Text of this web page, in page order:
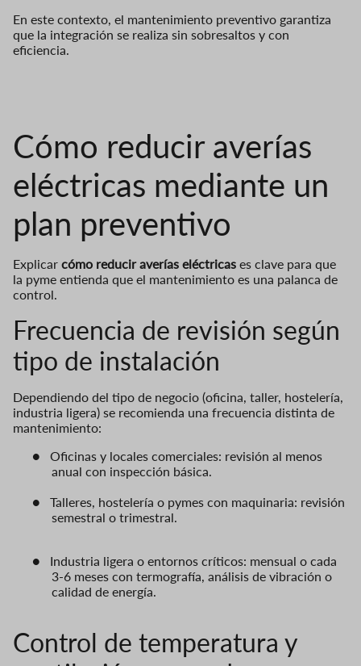
En este contexto, el mantenimiento preventivo garantiza
que la integración se realiza sin sobresaltos y con
eficiencia.
Cómo reducir averías
eléctricas mediante un
plan preventivo
Explicar cómo reducir averías eléctricas es clave para que
la pyme entienda que el mantenimiento es una palanca de
control.
Frecuencia de revisión según
tipo de instalación
Dependiendo del tipo de negocio (oficina, taller, hostelería,
industria ligera) se recomienda una frecuencia distinta de
mantenimiento:
●
Oficinas y locales comerciales: revisión al menos
anual con inspección básica.
●
Talleres, hostelería o pymes con maquinaria: revisión
semestral o trimestral.
●
Industria ligera o entornos críticos: mensual o cada
3-6 meses con termografía, análisis de vibración o
calidad de energía.
Control de temperatura y